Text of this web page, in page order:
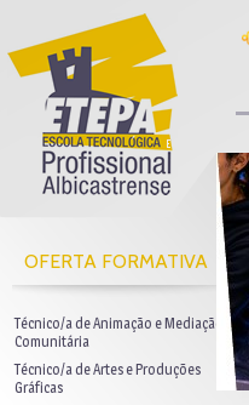
OFERTA FORMATIVA
Técnico/a de Animação e Mediação
Comunitária
Técnico/a de Artes e Produções
Gráficas